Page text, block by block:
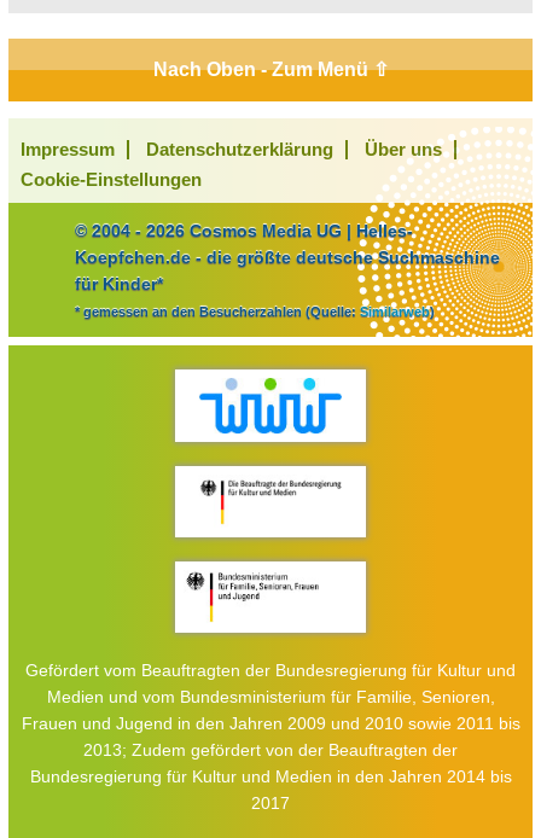
Nach Oben - Zum Menü ⇧
Impressum Datenschutzerklärung
Über uns
Cookie-Einstellungen
© 2004 - 2026 Cosmos Media UG | Helles-
Koepfchen.de - die größte deutsche Suchmaschine
für Kinder*
* gemessen an den Besucherzahlen (Quelle: Similarweb)
Gefördert vom Beauftragten der Bundesregierung für Kultur und
Medien und vom Bundesministerium für Familie, Senioren,
Frauen und Jugend in den Jahren 2009 und 2010 sowie 2011 bis
2013; Zudem gefördert von der Beauftragten der
Bundesregierung für Kultur und Medien in den Jahren 2014 bis
2017